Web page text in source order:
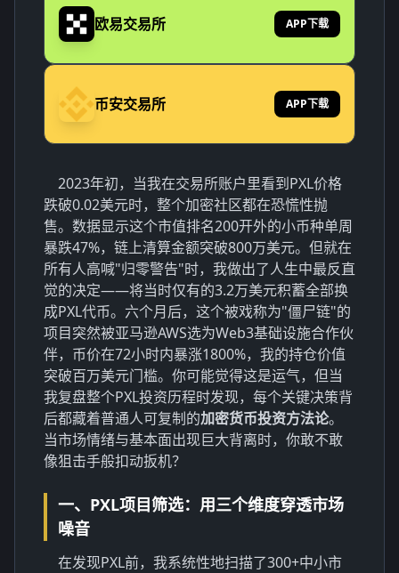
欧易交易所 APP下载
币安交易所 APP下载
2023年初，当我在交易所账户里看到PXL价格
跌破0.02美元时，整个加密社区都在恐慌性抛
售。数据显示这个市值排名200开外的小币种单周
暴跌47%，链上清算金额突破800万美元。但就在
所有人高喊"归零警告"时，我做出了人生中最反直
觉的决定——将当时仅有的3.2万美元积蓄全部换
成PXL代币。六个月后，这个被戏称为"僵尸链"的
项目突然被亚马逊AWS选为Web3基础设施合作伙
伴，币价在72小时内暴涨1800%，我的持仓价值
突破百万美元门槛。你可能觉得这是运气，但当
我复盘整个PXL投资历程时发现，每个关键决策背
后都藏着普通人可复制的加密货币投资方法论。
当市场情绪与基本面出现巨大背离时，你敢不敢
像狙击手般扣动扳机？
一、PXL项目筛选：用三个维度穿透市场
噪音
在发现PXL前，我系统性地扫描了300+中小市